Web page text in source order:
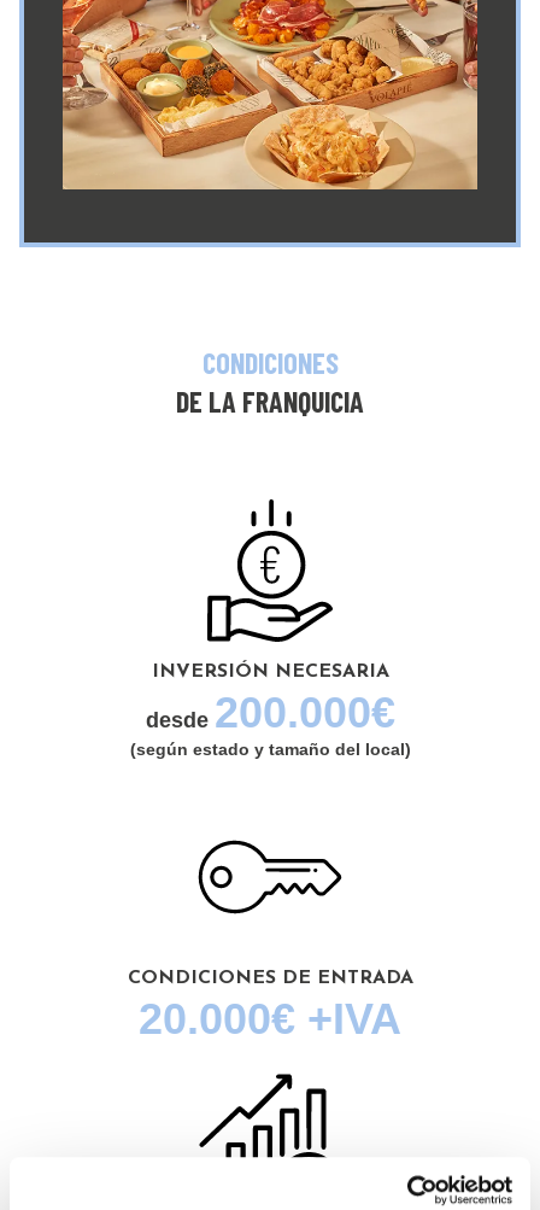
CONDICIONES
DE LA FRANQUICIA
INVERSIÓN NECESARIA
desde 200.000€
(según estado y tamaño del local)
CONDICIONES DE ENTRADA
20.000€ +IVA